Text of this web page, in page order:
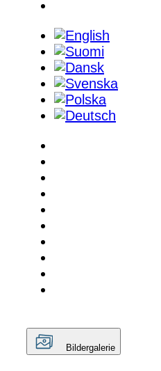
Bildergalerie